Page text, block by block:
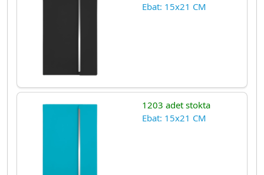
Ebat: 15x21 CM
1203 adet stokta
Ebat: 15x21 CM